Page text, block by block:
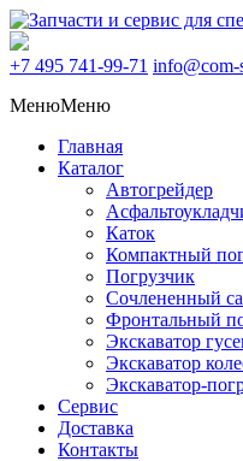
+7 495 741-99-71 info@com-
МенюМеню
Главная
Каталог
Автогрейдер
Каток
Компактный
Погрузчик
Сочлененный
Фронтальный
Экскаватор
Экскаватор
Экскаватор-
Сервис
Доставка
Контакты